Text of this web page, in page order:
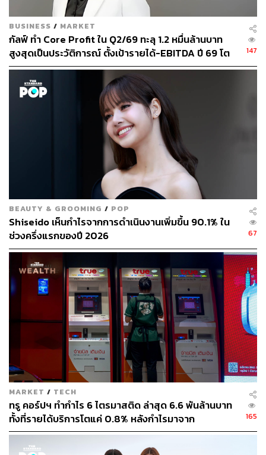
ในช่วง 1 สัปดาห์ที่ผ่านมา ราคาหุ้น GULF ปรับขึ้น 4.8% สู่
49.50 บาท ขณะที่ SET Index ปรับขึ้น 2.2% สู่ 1,214.39 จุด
กลยุทธ์การลงทุนและคำแนะนำ:
InnovestX Research แนะนำ OUTPERFORM สำหรับ
GULF โดยให้ราคาเป้าหมายสิ้นปี 2568 อ้างอิงวิธี DCF ที่ 70
บาทต่อหุ้น (WACC 4.9% และ terminal value 1.6%) และ
เลือกเป็นหุ้นเด่นในกลุ่มสาธารณูปโภค
ส่วนด้าน valuation ของ GULF น่าสนใจ โดยอัตราส่วน P/E
ปี 2568 ลดลงจากระดับ 32 เท่าก่อนควบรวมกิจการ มาอยู่ที่
30 เท่า นอกจากนี้อัตราผลตอบแทนจากเงินปันผลก็เพิ่มขึ้น
จาก 1.9% มาอยู่ที่ 2.3%
ขาลงทั่วโลก ซึ่งจะส่งผลดีต่อ GULF เนื่องจากธุรกิจของ
บริษัทต้องใช้เงินทุนจำนวนมาก ทำให้จำเป็นต้องจัดหาเงินทุน
ด้วยการกู้ยืมค่อนข้างสูง (ปกติแล้วสัดส่วนหนี้สินต่อทุนจะอยู่
ที่ 3:1) ดังนั้นจึงคงมุมมองเชิงบวกต่อความแข็งแกร่งของผล
ประกอบการในระยะ 1-2 ปีข้างหน้าของ GULF
ปัจจัยเสี่ยงสำคัญที่ต้องติดตาม คือ ผลตอบแทนจากการลงทุน
ในโครงการใหม่ต่ำกว่าคาด และการเปลี่ยนแปลงด้านกฎ
ระเบียบ ปัจจัยเสี่ยงด้าน ESG ที่สำคัญ คือ ผลกระทบต่อสิ่ง
แวดล้อมจากการใช้เชื้อเพลิงฟอสซิล
GULF – มีปัจจัยกระตุ้นการเติบโตที่ชัดเจนรออยู่ข้างหน้า
BUSINESS / MARKET
กัลฟ์ ทำ Core Profit ใน Q2/69 ทะลุ 1.2 หมื่นล้านบาท
สูงสุดเป็นประวัติการณ์ ตั้งเป้ารายได้-EBITDA ปี 69 โต
12-15% พร้อมเข้าร่วม Direct PPA-โซลาร์ฟาร์มชุมชน
147
BEAUTY & GROOMING / POP
Shiseido เห็นกำไรจากการดำเนินงานเพิ่มขึ้น 90.1% ใน
ช่วงครึ่งแรกของปี 2026
67
MARKET / TECH
ทรู คอร์ปฯ ทำกำไร 6 ไตรมาสติด ล่าสุด 6.6 พันล้านบาท
ทั้งที่รายได้บริการโตแค่ 0.8% หลังกำไรมาจาก
ประสิทธิภาพและใบอนุญาตคลื่น ไม่ใช่การขยายรายได้
165